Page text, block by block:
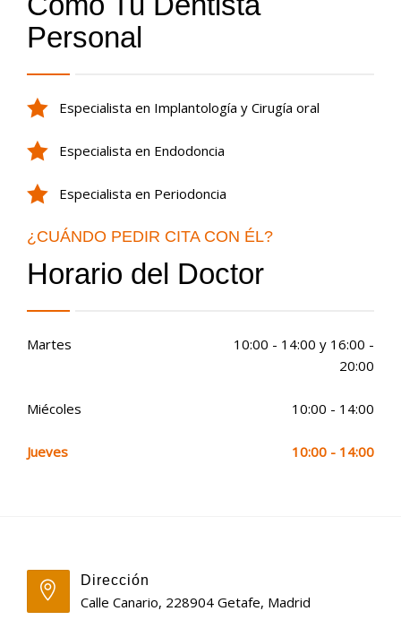
Personal
Especialista en Implantología y Cirugía oral
Especialista en Endodoncia
Especialista en Periodoncia
¿CUÁNDO PEDIR CITA CON ÉL?
Horario del Doctor
Martes
10:00 - 14:00 y 16:00 -
20:00
Miécoles 10:00 - 14:00
Jueves 10:00 - 14:00
Dirección
Calle Canario, 228904 Getafe, Madrid